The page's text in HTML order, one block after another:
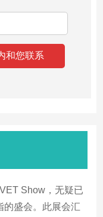
Show，无疑已
的盛会。此展会汇